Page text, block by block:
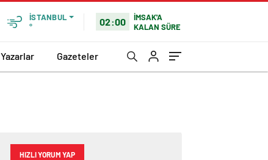
İSTANBUL
°
02:00
İMSAK'A
KALAN SÜRE
Yazarlar Gazeteler
HIZLI YORUM YAP